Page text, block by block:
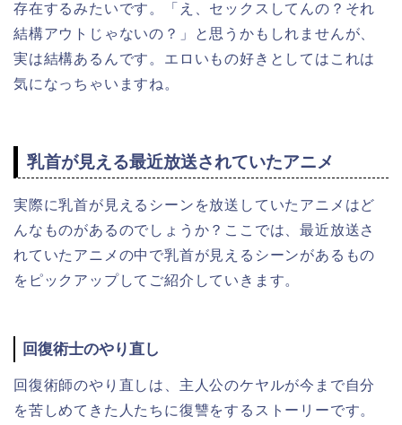
存在するみたいです。「え、セックスしてんの？それ
結構アウトじゃないの？」と思うかもしれませんが、
実は結構あるんです。エロいもの好きとしてはこれは
気になっちゃいますね。
乳首が見える最近放送されていたアニメ
実際に乳首が見えるシーンを放送していたアニメはど
んなものがあるのでしょうか？ここでは、最近放送さ
れていたアニメの中で乳首が見えるシーンがあるもの
をピックアップしてご紹介していきます。
回復術士のやり直し
回復術師のやり直しは、主人公のケヤルが今まで自分
を苦しめてきた人たちに復讐をするストーリーです。